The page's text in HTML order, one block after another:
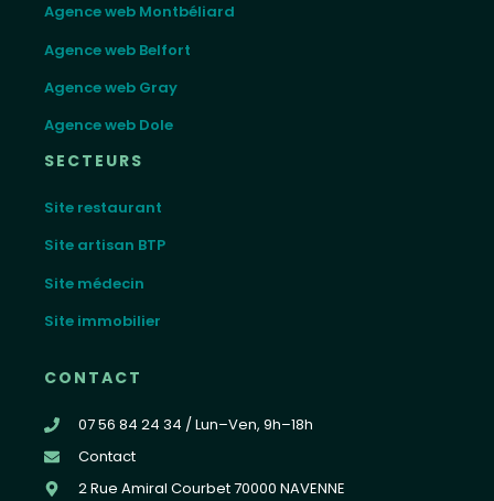
Agence web Montbéliard
Agence web Belfort
Agence web Gray
Agence web Dole
SECTEURS
Site restaurant
Site artisan BTP
Site médecin
Site immobilier
CONTACT
07 56 84 24 34 / Lun–Ven, 9h–18h
Contact
2 Rue Amiral Courbet 70000 NAVENNE